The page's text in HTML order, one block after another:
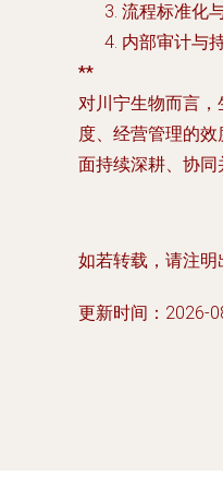
流程标准化
内部审计与
**
对川宁生物而言，
度、经营管理的
面持续深耕、协同
如若转载，请注
更新时间：2026-